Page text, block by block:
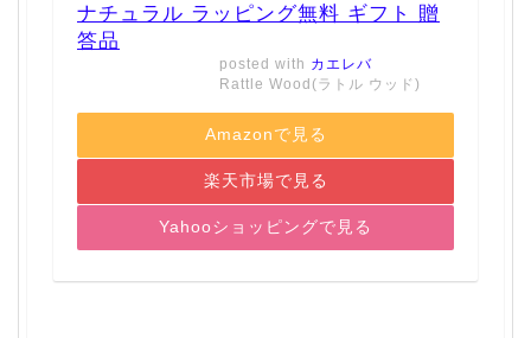
ナチュラル ラッピング無料 ギフト 贈
答品
posted with カエレバ
Rattle Wood(ラトル ウッド)
Amazonで見る
楽天市場で見る
Yahooショッピングで見る